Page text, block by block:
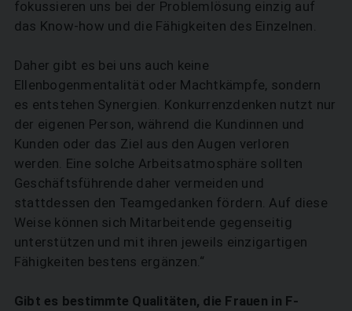
fokussieren uns bei der Problemlösung einzig auf
das Know-how und die Fähigkeiten des Einzelnen.
Daher gibt es bei uns auch keine
Ellenbogenmentalität oder Machtkämpfe, sondern
es entstehen Synergien. Konkurrenzdenken nutzt nur
der eigenen Person, während die Kundinnen und
Kunden oder das Ziel aus den Augen verloren
werden. Eine solche Arbeitsatmosphäre sollten
Geschäftsführende daher vermeiden und
stattdessen den Teamgedanken fördern. Auf diese
Weise können sich Mitarbeitende gegenseitig
unterstützen und mit ihren jeweils einzigartigen
Fähigkeiten bestens ergänzen.“
Gibt es bestimmte Qualitäten, die Frauen in F­